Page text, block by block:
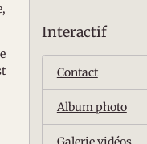
Interactif
Contact
Album photo